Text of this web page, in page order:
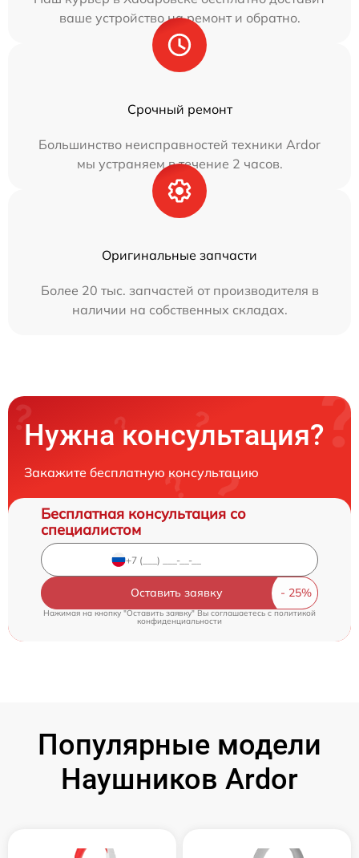
ваше устройство на ремонт и обратно.
Срочный ремонт
Большинство неисправностей техники Ardor
мы устраняем в течение 2 часов.
Оригинальные запчасти
Более 20 тыс. запчастей от производителя в
наличии на собственных складах.
Нужна консультация?
Закажите бесплатную консультацию
Бесплатная консультация со
специалистом
Оставить заявку
Нажимая на кнопку "Оставить заявку" Вы соглашаетесь cполитикой
конфиденциальности
Популярные модели
Наушников Ardor